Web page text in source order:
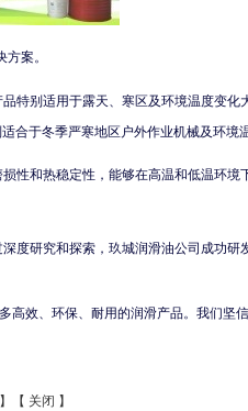
案。
特别适用于露天、寒区及环境温度变
于冬季严寒地区户外作业机械及环境
性和热稳定性，能够在高温和低温环
研究和探索，玖城润滑油公司成功研
高效、环保、耐用的润滑产品。我们坚
】【 关闭 】